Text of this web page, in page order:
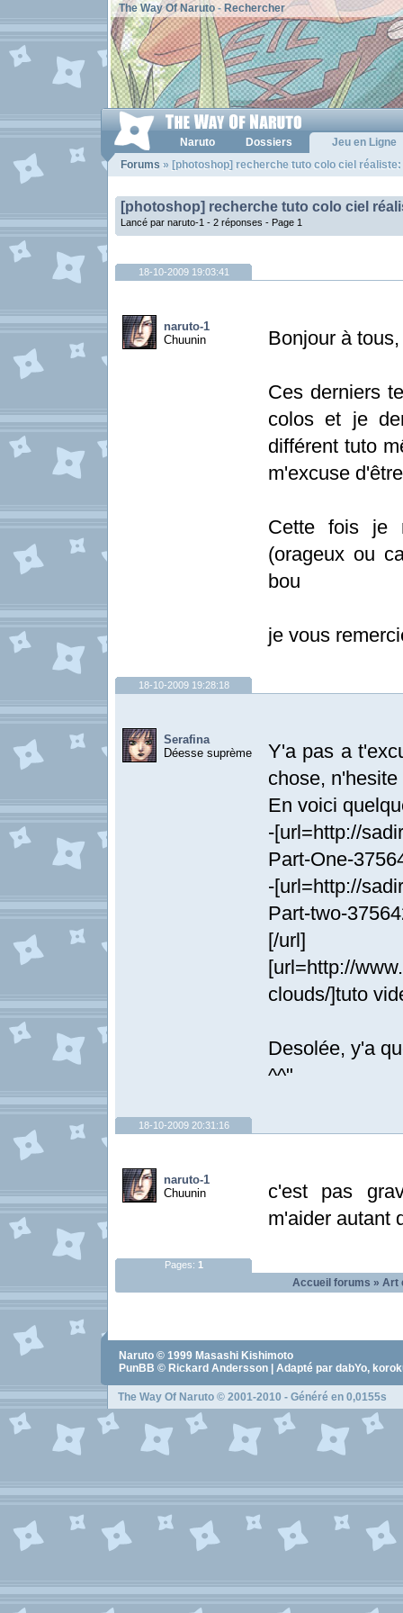
The Way Of Naruto- Rechercher
Naruto Dossiers
Jeu en Ligne
Forums » [photoshop] recherche tuto colo ciel réaliste:
[photoshop] recherche tuto colo ciel
Lancé par naruto-1 - 2 réponses - Page 1
18-10-2009 19:03:41
naruto-1
Chuunin
Bonjour à tous,
Ces derniers
colos et je
différent tuto
m'excuse
Cette fois je
(orageux ou
bou
je vous
18-10-2009 19:28:18
Serafina
Déesse suprème
Y'a pas a
chose, n'hesite
En voici
-[url=http://
Part-One-
-[url=http://
Part-two-
[/url]
[url=http://
clouds/]tuto
Desolée, y'a
^^"
18-10-2009 20:31:16
naruto-1
Chuunin
c'est pas
m'aider autant
Pages: 1
Accueil forums » Art
Naruto © 1999 Masashi Kishimoto
PunBB © Rickard Andersson | Adapté par dabYo,
The Way Of Naruto © 2001-2010 - Généré en 0,0155s